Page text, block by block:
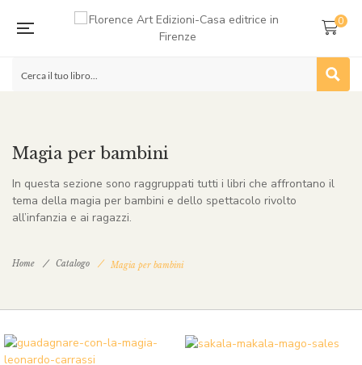
0
Magia per bambini
In questa sezione sono raggruppati tutti i libri che affrontano il
tema della magia per bambini e dello spettacolo rivolto
all’infanzia e ai ragazzi.
Home Catalogo Magia per bambini